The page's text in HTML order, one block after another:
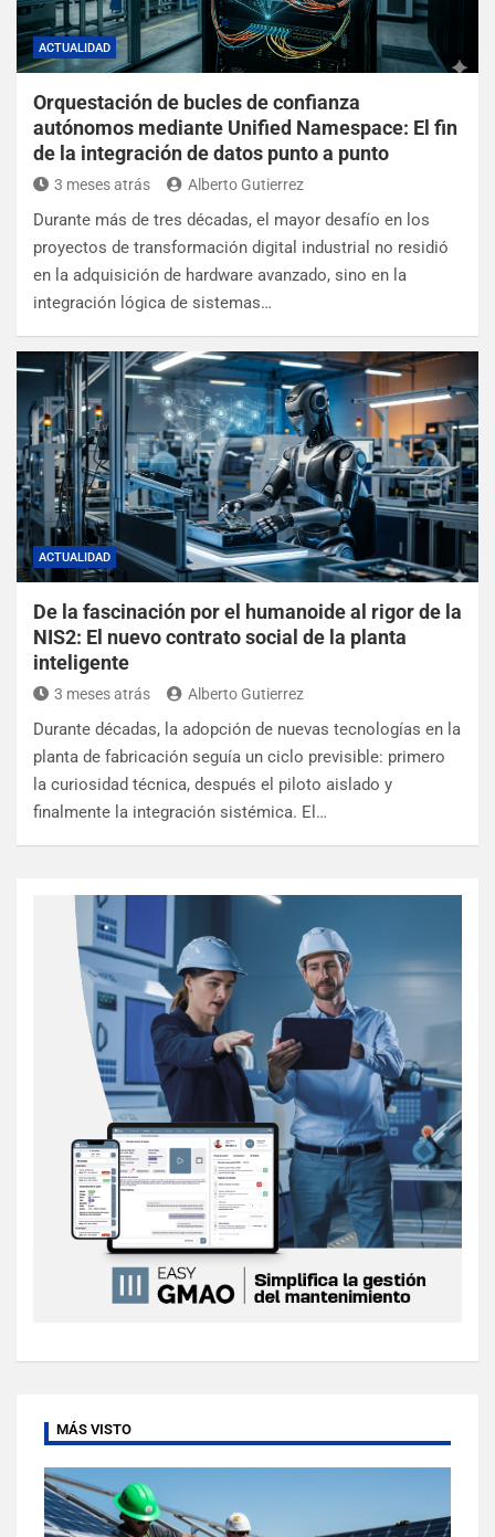
ACTUALIDAD
Orquestación de bucles de confianza
autónomos mediante Unified Namespace: El fin
de la integración de datos punto a punto
3 meses atrás Alberto Gutierrez
Durante más de tres décadas, el mayor desafío en los
proyectos de transformación digital industrial no residió
en la adquisición de hardware avanzado, sino en la
integración lógica de sistemas…
ACTUALIDAD
De la fascinación por el humanoide al rigor de la
NIS2: El nuevo contrato social de la planta
inteligente
3 meses atrás Alberto Gutierrez
Durante décadas, la adopción de nuevas tecnologías en la
planta de fabricación seguía un ciclo previsible: primero
la curiosidad técnica, después el piloto aislado y
finalmente la integración sistémica. El…
MÁS VISTO